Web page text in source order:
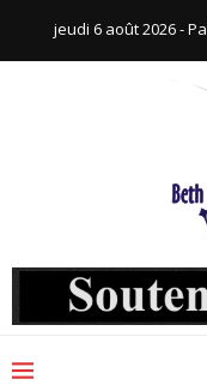
jeudi 6 août 2026 -